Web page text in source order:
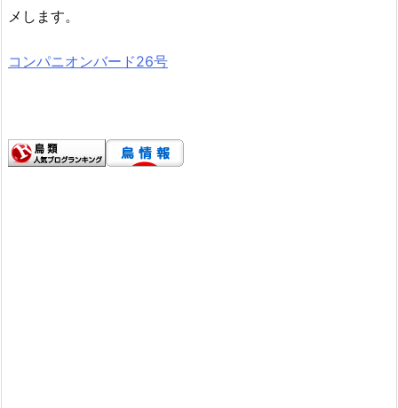
メします。
コンパニオンバード26号